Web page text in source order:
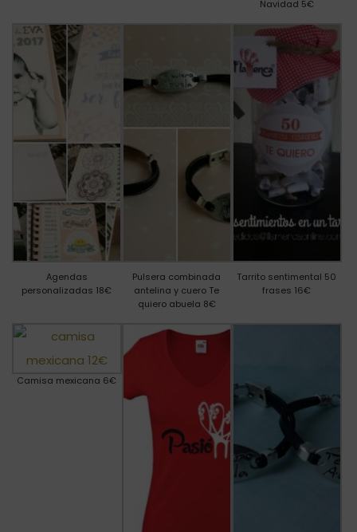
Navidad 5€
Agendas
personalizadas 18€
Pulsera combinada
antelina y cuero Te
quiero abuela 8€
Tarrito sentimental 50
frases 16€
Camisa mexicana 6€